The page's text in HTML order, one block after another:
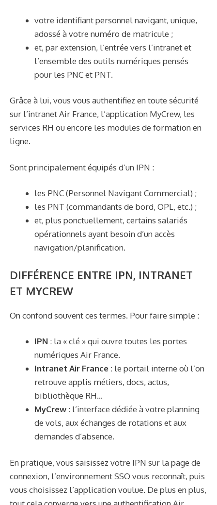
votre identifiant personnel navigant, unique,
adossé à votre numéro de matricule ;
et, par extension, l’entrée vers l’intranet et
l’ensemble des outils numériques pensés
pour les PNC et PNT.
Grâce à lui, vous vous authentifiez en toute sécurité
sur l’intranet Air France, l’application MyCrew, les
services RH ou encore les modules de formation en
ligne.
Sont principalement équipés d’un IPN :
les PNC (Personnel Navigant Commercial) ;
les PNT (commandants de bord, OPL, etc.) ;
et, plus ponctuellement, certains salariés
opérationnels ayant besoin d’un accès
navigation/planification.
DIFFÉRENCE ENTRE IPN, INTRANET
ET MYCREW
On confond souvent ces termes. Pour faire simple :
IPN : la « clé » qui ouvre toutes les portes
numériques Air France.
Intranet Air France : le portail interne où l’on
retrouve applis métiers, docs, actus,
bibliothèque RH…
MyCrew : l’interface dédiée à votre planning
de vols, aux échanges de rotations et aux
demandes d’absence.
En pratique, vous saisissez votre IPN sur la page de
connexion, l’environnement SSO vous reconnaît, puis
vous choisissez l’application voulue. De plus en plus,